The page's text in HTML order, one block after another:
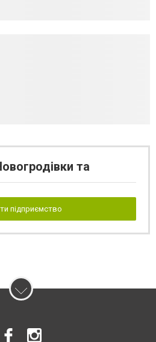
та
підприємство